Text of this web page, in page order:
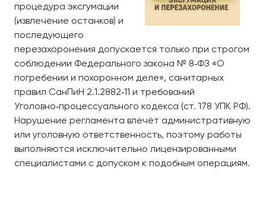
процедура эксгумации
(извлечение останков) и
последующего
перезахоронения допускается только при строгом
соблюдении Федерального закона № 8‑ФЗ «О
погребении и похоронном деле», санитарных
правил СанПиН 2.1.2882‑11 и требований
Уголовно‑процессуального кодекса (ст. 178 УПК РФ).
Нарушение регламента влечёт административную
или уголовную ответственность, поэтому работы
выполняются исключительно лицензированными
специалистами с допуском к подобным операциям.